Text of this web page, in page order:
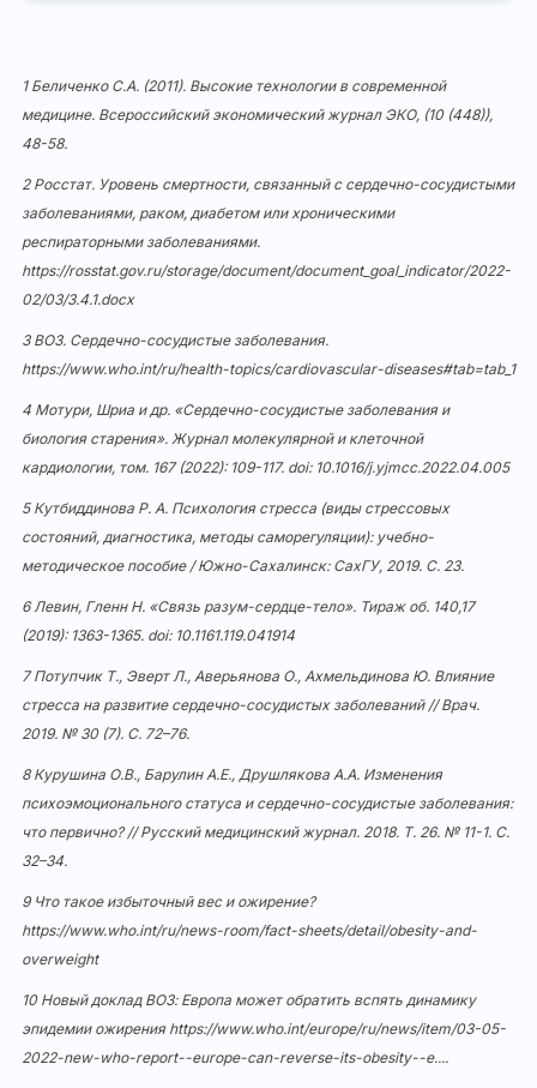
1 Беличенко С.А. (2011). Высокие технологии в современной
медицине. Всероссийский экономический журнал ЭКО, (10 (448)),
48-58.
2 Росстат. Уровень смертности, связанный с сердечно-сосудистыми
заболеваниями, раком, диабетом или хроническими
респираторными заболеваниями.
https://rosstat.gov.ru/storage/document/document_goal_indicator/2022-
02/03/3.4.1.docx
3 ВОЗ. Сердечно-сосудистые заболевания.
https://www.who.int/ru/health-topics/cardiovascular-diseases#tab=tab_1
4 Мотури, Шриа и др. «Сердечно-сосудистые заболевания и
биология старения». Журнал молекулярной и клеточной
кардиологии, том. 167 (2022): 109-117. doi: 10.1016/j.yjmcc.2022.04.005
5 Кутбиддинова Р. А. Психология стресса (виды стрессовых
состояний, диагностика, методы саморегуляции): учебно-
методическое пособие / Южно-Сахалинск: СахГУ, 2019. С. 23.
6 Левин, Гленн Н. «Связь разум-сердце-тело». Тираж об. 140,17
(2019): 1363-1365. doi: 10.1161.119.041914
7 Потупчик Т., Эверт Л., Аверьянова О., Ахмельдинова Ю. Влияние
стресса на развитие сердечно-сосудистых заболеваний // Врач.
2019. № 30 (7). С. 72–76.
8 Курушина О.В., Барулин А.Е., Друшлякова А.А. Изменения
психоэмоционального статуса и сердечно-сосудистые заболевания:
что первично? // Русский медицинский журнал. 2018. Т. 26. № 11-1. С.
32–34.
9 Что такое избыточный вес и ожирение?
https://www.who.int/ru/news-room/fact-sheets/detail/obesity-and-
overweight
10 Новый доклад ВОЗ: Европа может обратить вспять динамику
эпидемии ожирения https://www.who.int/europe/ru/news/item/03-05-
2022-new-who-report--europe-can-reverse-its-obesity--e....